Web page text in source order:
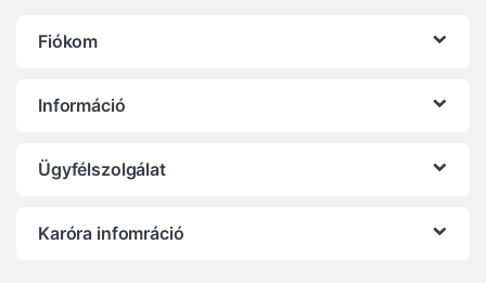
Fiókom
Információ
Ügyfélszolgálat
Karóra infomráció